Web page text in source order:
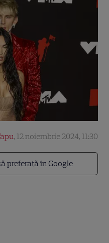
preferată în Google
, 12 noiembrie 2024, 11:30